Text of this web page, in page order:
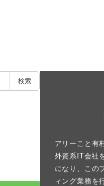
検索
アリーこと有
外資系IT会社
になり、この
ィング業務を